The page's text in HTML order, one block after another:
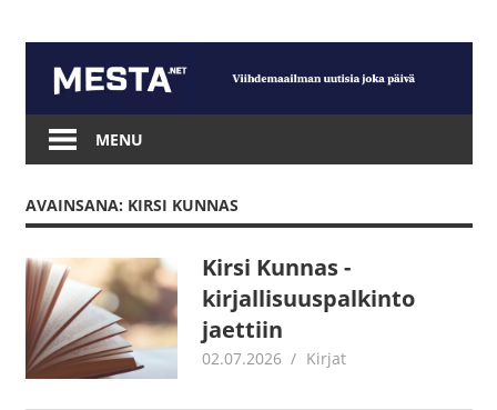
content
Mesta.net
MENU
AVAINSANA: KIRSI KUNNAS
Kirsi Kunnas -
kirjallisuuspalkinto
jaettiin
02.07.2026 Jouni Hirn
Kirjat